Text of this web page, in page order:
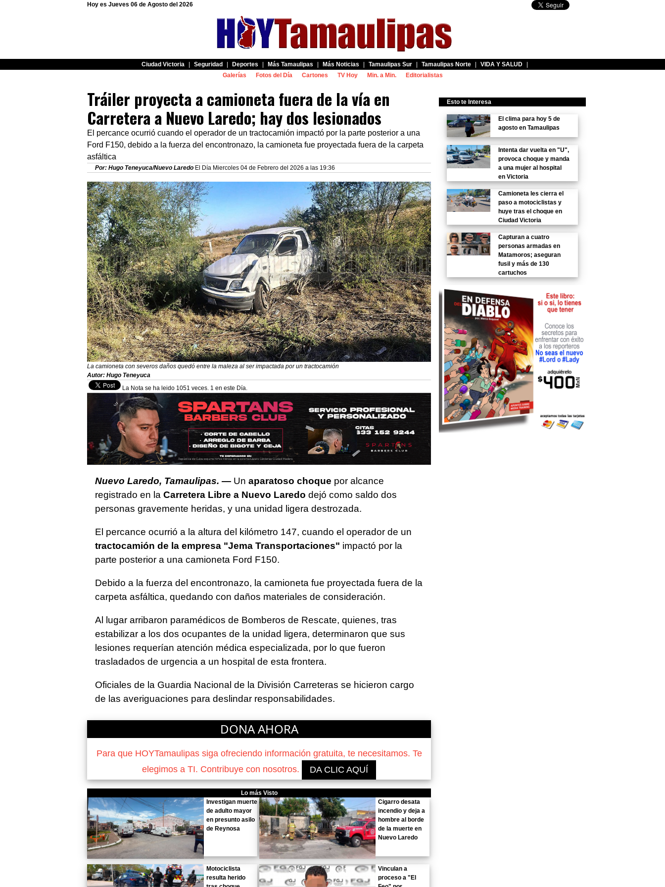
Hoy es Jueves 06 de Agosto del 2026
Ciudad Victoria Seguridad Deportes Más Tamaulipas Más Noticias Tamaulipas Sur Tamaulipas Norte VIDA Y SALUD
Galerías
Fotos del Día Cartones TV Hoy Min. a Min. Editorialistas
Tráiler proyecta a camioneta fuera de la vía en
Carretera a Nuevo Laredo; hay dos lesionados
El percance ocurrió cuando el operador de un tractocamión impactó por la parte posterior a una
Ford F150, debido a la fuerza del encontronazo, la camioneta fue proyectada fuera de la carpeta
asfáltica
Por: Hugo Teneyuca/Nuevo Laredo El Día Miercoles 04 de Febrero del 2026 a las 19:36
La camioneta con severos daños quedó entre la maleza al ser impactada por un tractocamión
Autor: Hugo Teneyuca
La Nota se ha leido 1051 veces. 1 en este Día.
Nuevo Laredo, Tamaulipas. — Un aparatoso choque por alcance
registrado en la Carretera Libre a Nuevo Laredo dejó como saldo dos
personas gravemente heridas, y una unidad ligera destrozada.
El percance ocurrió a la altura del kilómetro 147, cuando el operador de un
tractocamión de la empresa "Jema Transportaciones" impactó por la
parte posterior a una camioneta Ford F150.
Debido a la fuerza del encontronazo, la camioneta fue proyectada fuera de la
carpeta asfáltica, quedando con daños materiales de consideración.
Al lugar arribaron paramédicos de Bomberos de Rescate, quienes, tras
estabilizar a los dos ocupantes de la unidad ligera, determinaron que sus
lesiones requerían atención médica especializada, por lo que fueron
trasladados de urgencia a un hospital de esta frontera.
Oficiales de la Guardia Nacional de la División Carreteras se hicieron cargo
de las averiguaciones para deslindar responsabilidades.
DONA AHORA
Para que HOYTamaulipas siga ofreciendo información gratuita, te necesitamos. Te
elegimos a TI. Contribuye con nosotros.
DA CLIC AQUÍ
Lo más Visto
Investigan muerte
de adulto mayor
en presunto asilo
de Reynosa
Cigarro desata
incendio y deja a
hombre al borde
de la muerte en
Nuevo Laredo
Motociclista
resulta herido
Vinculan a
proceso a "El
Esto te Interesa
El clima para hoy 5 de
agosto en Tamaulipas
Intenta dar vuelta en "U",
provoca choque y manda
a una mujer al hospital
en Victoria
Camioneta les cierra el
paso a motociclistas y
huye tras el choque en
Ciudad Victoria
Capturan a cuatro
personas armadas en
Matamoros; aseguran
fusil y más de 130
cartuchos